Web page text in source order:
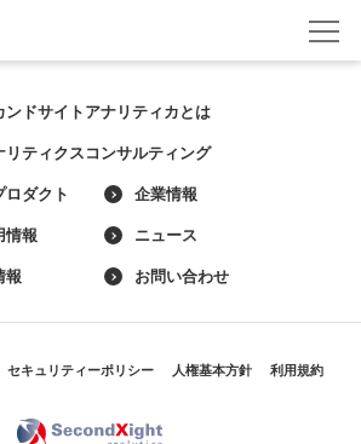
ンドサイトアナリティカとは
リティクスコンサルティング
ロダクト 企業情報
情報 ニュース
報 お問い合わせ
セキュリティーポリシー 人権基本方針 利用規約